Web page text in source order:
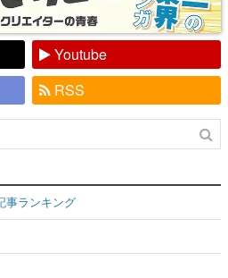
RSS
ランキング